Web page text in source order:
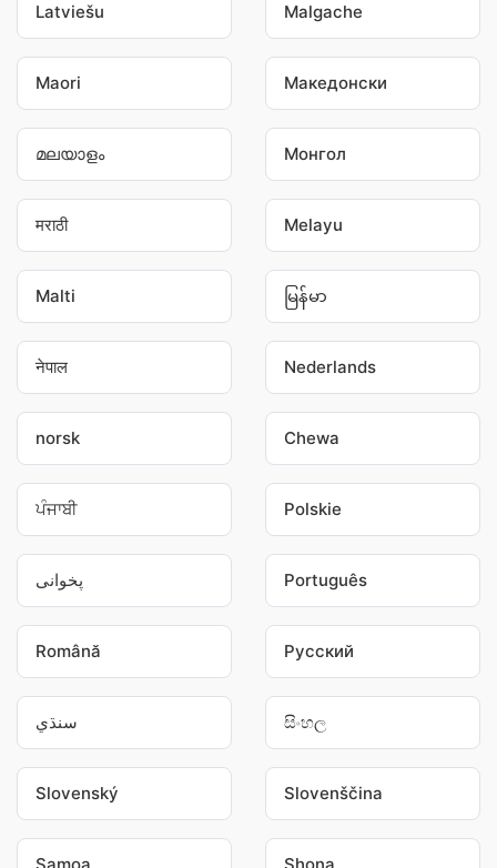
Latviešu Malgache
Maori Македонски
മലയാളം Монгол
मराठी Melayu
Malti မြန်မာ
नेपाल Nederlands
norsk Chewa
ਪੰਜਾਬੀ Polskie
پخوانی Português
Română Pусский
سنڌي සිංහල
Slovenský Slovenščina